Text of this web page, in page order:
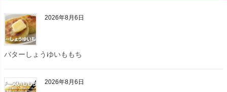
2026年8月6日
バターしょうゆいももち
2026年8月6日